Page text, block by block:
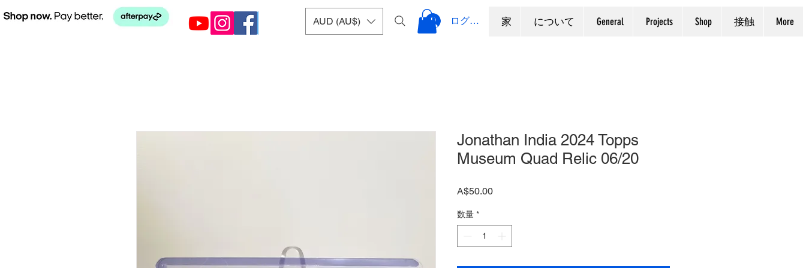
AUD (AU$) ログイン 家 について General Projects Shop 接触 More
Jonathan India 2024 Topps
Museum Quad Relic 06/20
A$50.00価
数量 *